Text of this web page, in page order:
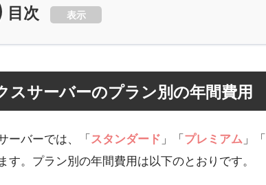
目次 表示
スサーバーのプラン別の年間費用
ーバーでは、「スタンダード 」「プレミアム 」「
す。プラン別の年間費用は以下のとおりです。